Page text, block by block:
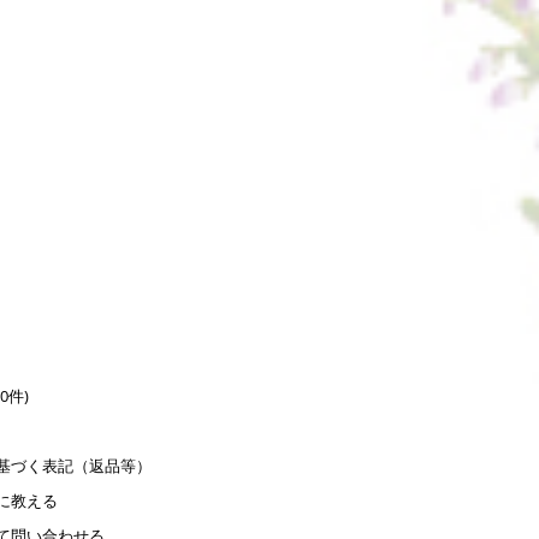
件)
づく表記（返品等）
教える